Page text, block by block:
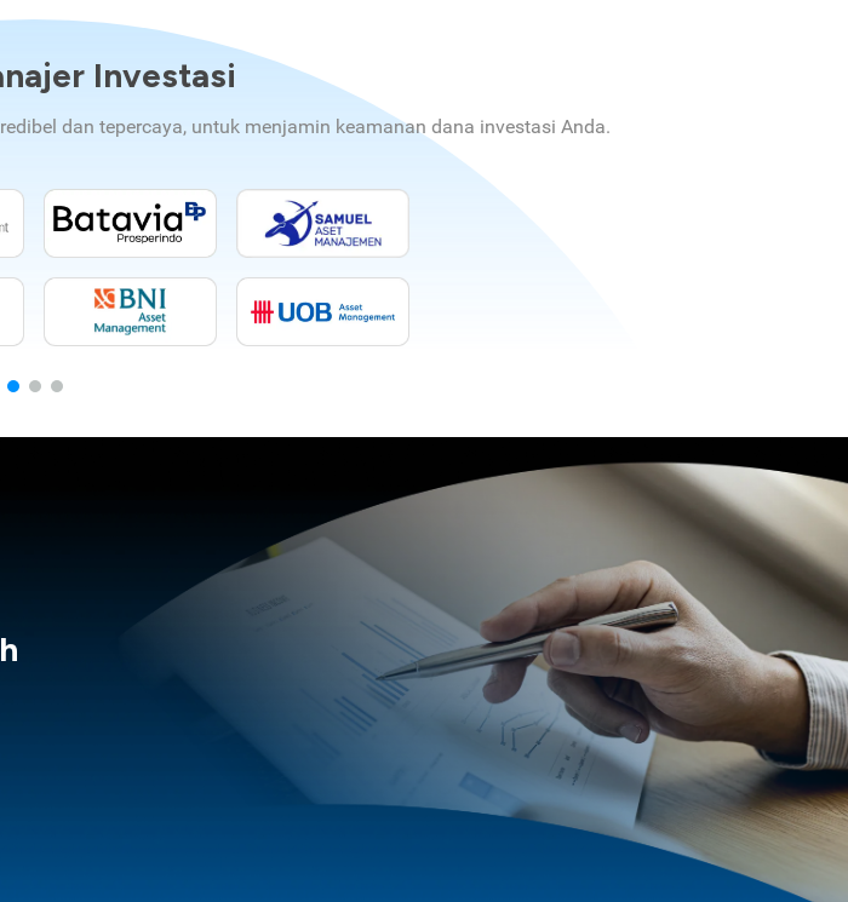
Investasi
dan tepercaya, untuk menjamin keamanan dana investasi Anda.